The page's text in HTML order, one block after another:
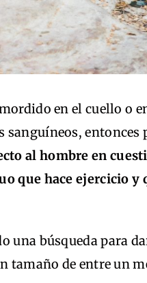
en el cuello o
sanguíneos, entonces
al hombre en
que hace ejercicio y
una búsqueda para
tamaño de entre un